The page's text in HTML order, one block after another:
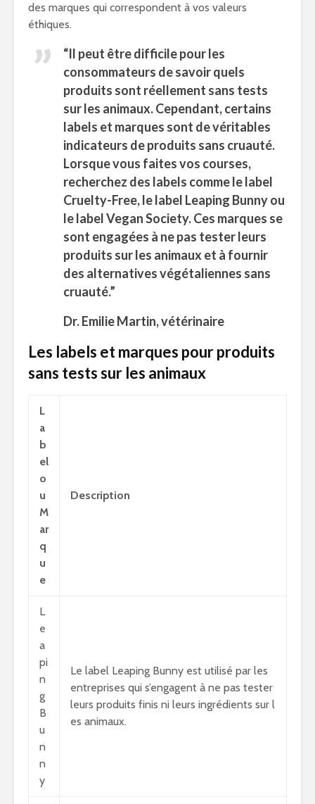
des marques qui correspondent à vos valeurs
éthiques.
“Il peut être difficile pour les
consommateurs de savoir quels
produits sont réellement sans tests
sur les animaux. Cependant, certains
labels et marques sont de véritables
indicateurs de produits sans cruauté.
Lorsque vous faites vos courses,
recherchez des labels comme le label
Cruelty-Free, le label Leaping Bunny ou
le label Vegan Society. Ces marques se
sont engagées à ne pas tester leurs
produits sur les animaux et à fournir
des alternatives végétaliennes sans
cruauté.”
Dr. Emilie Martin, vétérinaire
Les labels et marques pour produits
sans tests sur les animaux
L
a
b
el
o
u
M
ar
q
u
e
Description
L
e
a
pi
n
g
B
u
n
n
y
Le label Leaping Bunny est utilisé par les
entreprises qui s’engagent à ne pas tester
leurs produits finis ni leurs ingrédients sur l
es animaux.